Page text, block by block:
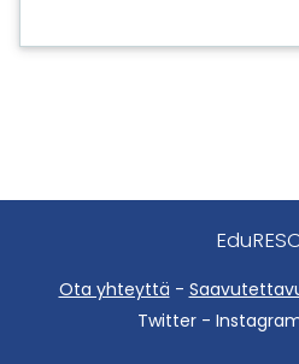
Ota yhteyttä -
Twitter -